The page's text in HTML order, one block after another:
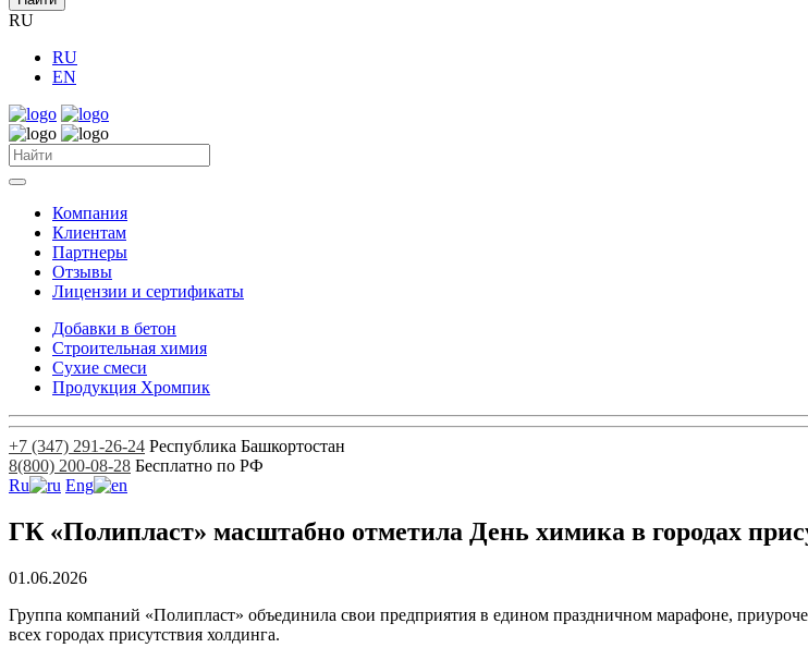
RU
RU
EN
Компания
Клиентам
Партнеры
Отзывы
Лицензии и сертификаты
Добавки в бетон
Строительная химия
Сухие смеси
Продукция Хромпик
+7 (347) 291-26-24 Республика Башкортостан
8(800) 200-08-28 Бесплатно по РФ
Ru
Eng
ГК «Полипласт» масштабно отметила День химика в городах
01.06.2026
Группа компаний «Полипласт» объединила свои предприятия в едином праздничном марафоне,
всех городах присутствия холдинга.